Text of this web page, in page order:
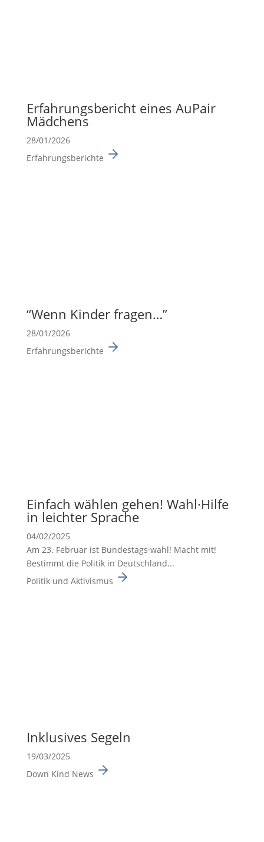
Erfah­rungs­be­richt eines AuPair
Mädchens
28/01/2026
Erfahrungsberichte
“Wenn Kinder fragen…”
28/01/2026
Erfahrungsberichte
Einfach wählen gehen! Wahl·Hilfe
in leichter Sprache
04/02/2025
Am 23. Februar ist Bundes­tags·wahl! Macht mit!
Bestimmt die Politik in Deutsch­land...
Politik und Aktivismus
Inklu­sives Segeln
19/03/2025
Down Kind News